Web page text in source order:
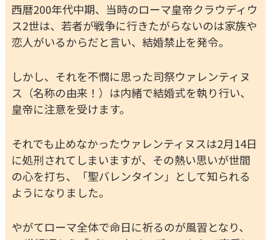
西暦200年代中期、当時のローマ皇帝クラウディウ
ス2世は、若者が戦争に行きたがらないのは家族や
恋人がいるからだと言い、結婚禁止を発令。
しかし、それを不憫に思った司祭ウァレンティヌ
ス（名称の由来！）は内緒で結婚式を執り行い、
皇帝に注意を受けます。
それでも止めなかったウァレンティヌスは2月14日
に処刑されてしまいますが、その熱い思いが世間
の心を打ち、「聖バレンタイン」として知られる
ようになりました。
やがてローマ全体で命日に祈るのが風習となり、